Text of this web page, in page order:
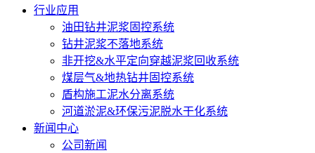
行业应用
油田钻井泥浆固控系统
钻井泥浆不落地系统
非开挖&水平定向穿越泥浆回收系统
煤层气&地热钻井固控系统
盾构施工泥水分离系统
河道淤泥&环保污泥脱水干化系统
新闻中心
公司新闻